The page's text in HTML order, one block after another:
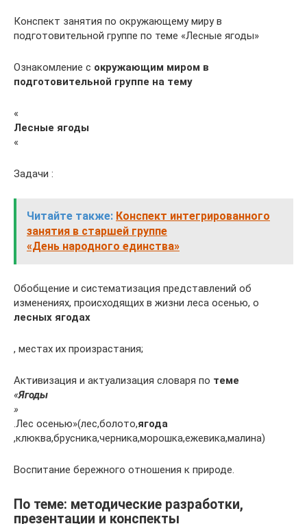
Конспект занятия по окружающему миру в
подготовительной группе по теме «Лесные ягоды»
Ознакомление с окружающим миром в
подготовительной группе на тему
«
Лесные ягоды
«
Задачи :
Читайте также: Конспект интегрированного
занятия в старшей группе
«День народного единства»
Обобщение и систематизация представлений об
изменениях, происходящих в жизни леса осенью, о
лесных ягодах
, местах их произрастания;
Активизация и актуализация словаря по теме
«Ягоды
»
.Лес осенью»(лес,болото,ягода
,клюква,брусника,черника,морошка,ежевика,малина)
Воспитание бережного отношения к природе.
По теме: методические разработки,
презентации и конспекты